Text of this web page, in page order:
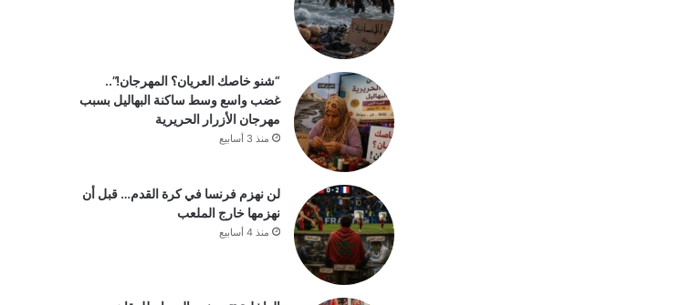
“شنو خاصك العريان؟ المهرجان!”..
غضب واسع وسط ساكنة البهاليل بسبب
مهرجان الأزرار الحريرية
منذ 3 أسابيع
لن نهزم فرنسا في كرة القدم… قبل أن
نهزمها خارج الملعب
منذ 4 أسابيع